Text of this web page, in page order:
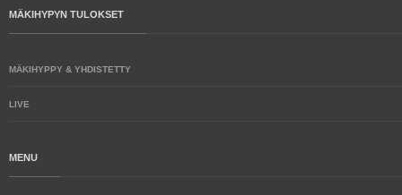
MÄKIHYPYN TULOKSET
MÄKIHYPPY & YHDISTETTY
LIVE
MENU